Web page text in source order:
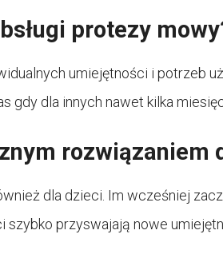
protezy
umiejętności i potrzeb
gdy dla innych nawet kilka
rozwiązaniem
dla dzieci. Im wcześniej
szybko przyswajają nowe